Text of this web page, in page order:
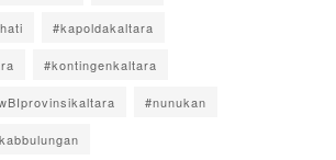
#kapoldakaltara
#kontingenkaltara
#nunukan